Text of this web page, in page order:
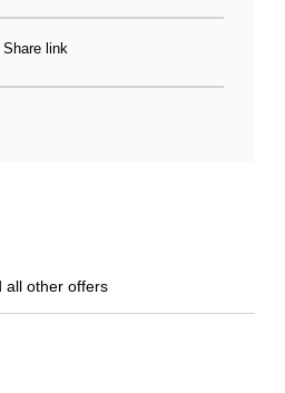
Share link
all other offers